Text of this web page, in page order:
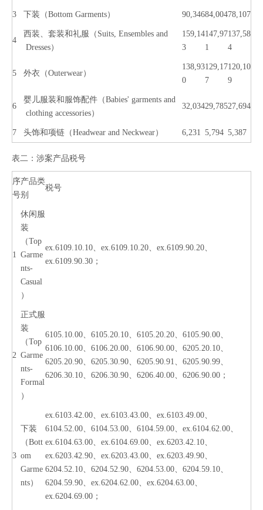
3 下装（Bottom Garments） 90,34684,00478,107
4
西装、套装和礼服（Suits, Ensembles and
Dresses）
159,14
3
147,97
1
137,58
4
5 外衣（Outerwear）
138,93
0
129,17
7
120,10
9
6
婴儿服装和服饰配件（Babies' garments and
clothing accessories）
32,03429,78527,694
7 头饰和项链（Headwear and Neckwear） 6,231 5,794 5,387
表二：涉案产品税号
序
号
产品类
别
税号
1
休闲服
装
（Top
Garme
nts-
Casual
）
ex.6109.10.10、ex.6109.10.20、ex.6109.90.20、
ex.6109.90.30；
2
正式服
装
（Top
Garme
nts-
Formal
）
6105.10.00、6105.20.10、6105.20.20、6105.90.00、
6106.10.00、6106.20.00、6106.90.00、6205.20.10、
6205.20.90、6205.30.90、6205.90.91、6205.90.99、
6206.30.10、6206.30.90、6206.40.00、6206.90.00；
3
下装
（Bott
om
Garme
nts）
ex.6103.42.00、ex.6103.43.00、ex.6103.49.00、
6104.52.00、6104.53.00、6104.59.00、ex.6104.62.00、
ex.6104.63.00、ex.6104.69.00、ex.6203.42.10、
ex.6203.42.90、ex.6203.43.00、ex.6203.49.90、
6204.52.10、6204.52.90、6204.53.00、6204.59.10、
6204.59.90、ex.6204.62.00、ex.6204.63.00、
ex.6204.69.00；